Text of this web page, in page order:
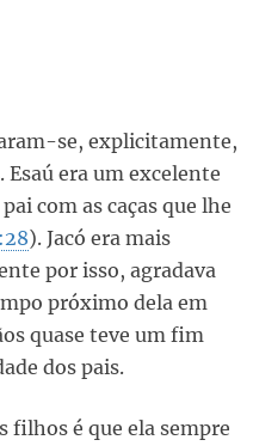
se, explicitamente,
Esaú era um excelente
com as caças que lhe
). Jacó era mais
por isso, agradava
próximo dela em
quase teve um fim
dos pais.
filhos é que ela sempre